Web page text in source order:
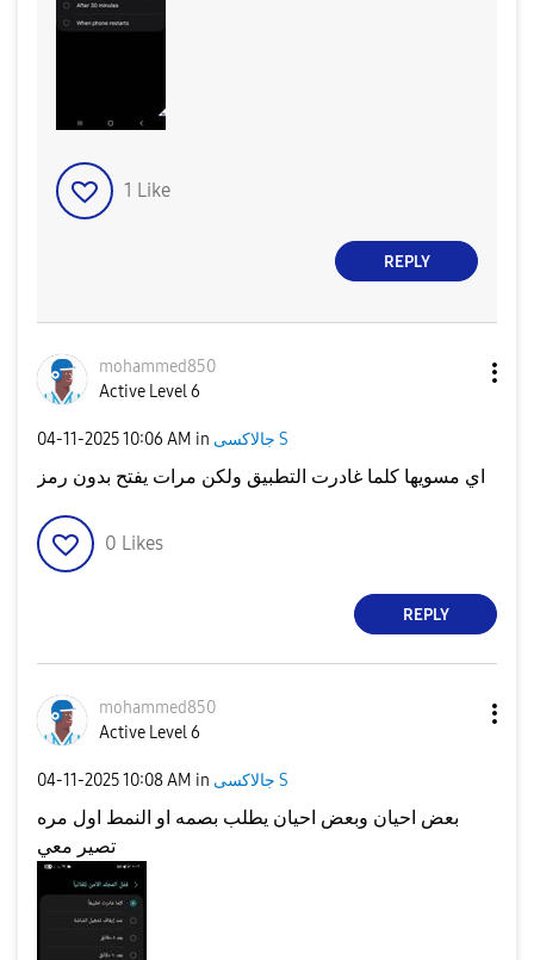
1 Like
REPLY
mohammed850
Active Level 6
‎04-11-202510:06 AM in جالاكسى S
اي مسويها كلما غادرت التطبيق ولكن مرات يفتح بدون رمز
0 Likes
REPLY
mohammed850
Active Level 6
‎04-11-202510:08 AM in جالاكسى S
بعض احيان وبعض احيان يطلب بصمه او النمط اول مره
تصير معي